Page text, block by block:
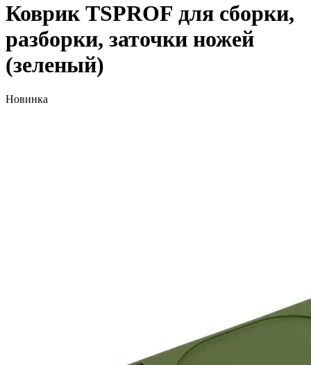
Коврик TSPROF для сборки,
разборки, заточки ножей
(зеленый)
Новинка